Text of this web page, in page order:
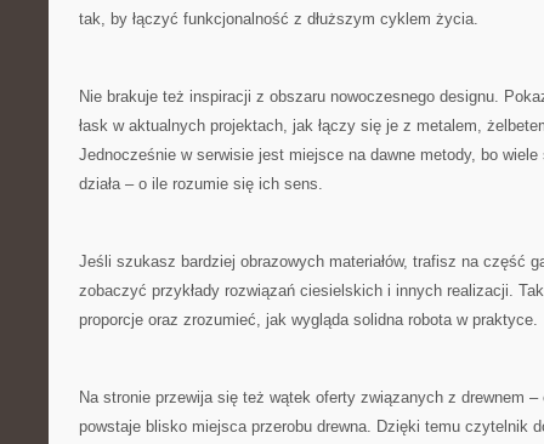
tak, by łączyć funkcjonalność z dłuższym cyklem życia.
Nie brakuje też inspiracji z obszaru nowoczesnego designu.
łask w aktualnych projektach, jak łączy się je z metalem,
Jednocześnie w serwisie jest miejsce na dawne metody, bo
działa – o ile rozumie się ich sens.
Jeśli szukasz bardziej obrazowych materiałów, trafisz na część
zobaczyć przykłady rozwiązań ciesielskich i innych realizacji.
proporcje oraz zrozumieć, jak wygląda solidna robota w praktyce.
Na stronie przewija się też wątek oferty związanych z drewnem
powstaje blisko miejsca przerobu drewna. Dzięki temu czytelnik